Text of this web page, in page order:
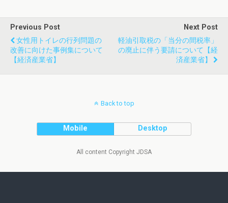
Previous Post
女性用トイレの行列問題の
改善に向けた事例集について
【経済産業省】
Next Post
軽油引取税の「当分の間税率」
の廃止に伴う要請について【経
済産業省】
Back to top
Mobile Desktop
All content Copyright JDSA